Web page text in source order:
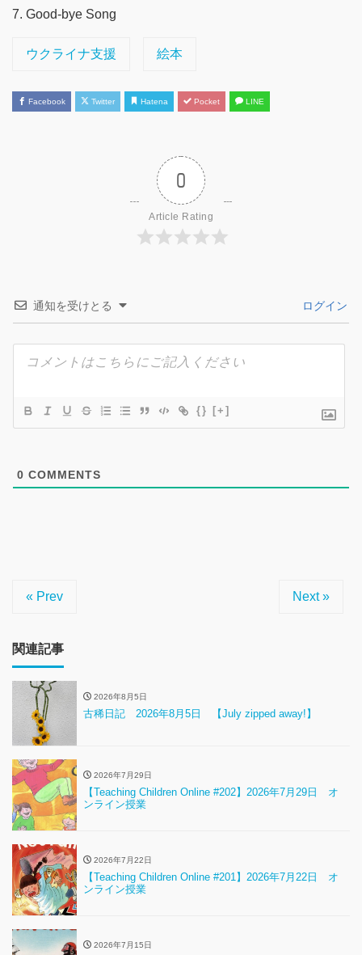
7. Good-bye Song
ウクライナ支援 絵本
Facebook Twitter Hatena Pocket LINE
0
Article Rating
通知を受けとる ログイン
{} [+]
0 COMMENTS
« Prev Next »
関連記事
2026年8月5日
古稀日記 2026年8月5日 【July zipped away!】
2026年7月29日
【Teaching Children Online #202】2026年7月29日 オ
ンライン授業
2026年7月22日
【Teaching Children Online #201】2026年7月22日 オ
ンライン授業
2026年7月15日